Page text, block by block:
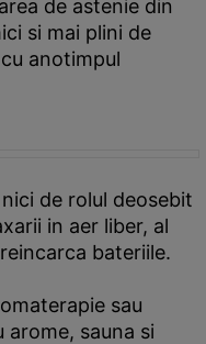
de astenie din
si mai plini de
anotimpul
de rolul deosebit
in aer liber, al
bateriile.
sau
sauna si